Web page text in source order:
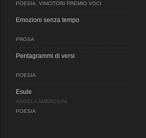
POESIA
VINCITORI PREMIO VOCI
Emozioni senza tempo
PROSA
Pentagrammi di versi
POESIA
Esule
ANGELA AMBROSINI
POESIA